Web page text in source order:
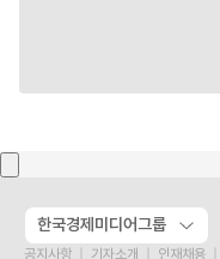
한국경제미디어그룹
공지사항 기자소개 인재채용